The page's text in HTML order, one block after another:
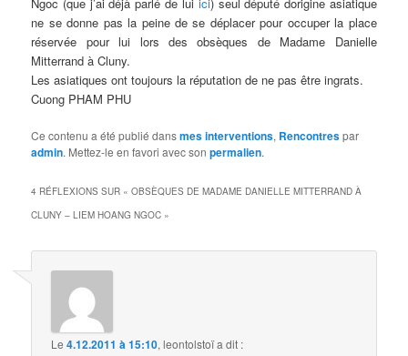
ne se donne pas la peine de se déplacer pour occuper la place
réservée pour lui lors des obsèques de Madame Danielle
Mitterrand à Cluny.
Les asiatiques ont toujours la réputation de ne pas être ingrats.
Cuong PHAM PHU
Ce contenu a été publié dansmes interventions, Rencontrespar
admin. Mettez-le en favori avec sonpermalien.
4 RÉFLEXIONS SUR «OBSÈQUES DE MADAME DANIELLE MITTERRAND À
CLUNY – LIEM HOANG NGOC »
Le4.12.2011 à 15:10,leontolstoïa dit :